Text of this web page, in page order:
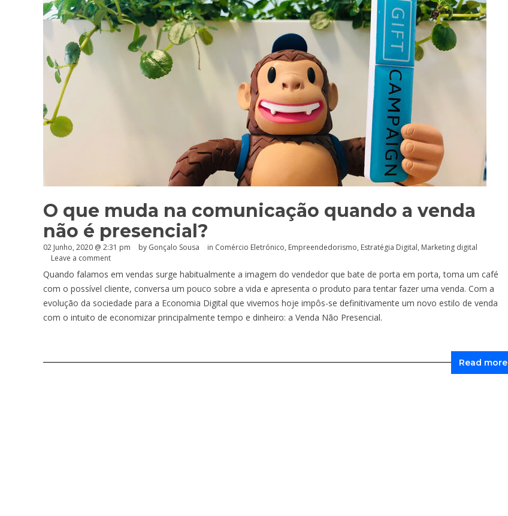
O que muda na comunicação quando a venda
não é presencial?
02 Junho, 2020 @ 2:31 pm by Gonçalo Sousa in Comércio Eletrónico, Empreendedorismo, Estratégia Digital, Marketing digital
Leave a comment
Quando falamos em vendas surge habitualmente a imagem do vendedor que bate de porta em porta, toma um café
com o possível cliente, conversa um pouco sobre a vida e apresenta o produto para tentar fazer uma venda. Com a
evolução da sociedade para a Economia Digital que vivemos hoje impôs-se definitivamente um novo estilo de venda
com o intuito de economizar principalmente tempo e dinheiro: a Venda Não Presencial.
Read more